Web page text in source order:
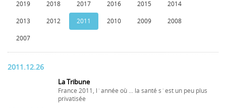
2019 2018 2017 2016 2015 2014
2013 2012 2011 2010 2009 2008
2007
2011.12.26
La Tribune
France 2011, l´année où ... la santé s´est un peu plus
privatisée